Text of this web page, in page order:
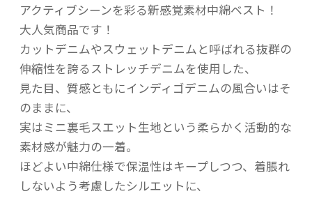
アクティブシーンを彩る新感覚素材中綿ベスト！
大人気商品です！
カットデニムやスウェットデニムと呼ばれる抜群の
伸縮性を誇るストレッチデニムを使用した、
見た目、質感ともにインディゴデニムの風合いはそ
のままに、
実はミニ裏毛スエット生地という柔らかく活動的な
素材感が魅力の一着。
ほどよい中綿仕様で保温性はキープしつつ、着脹れ
しないよう考慮したシルエットに、